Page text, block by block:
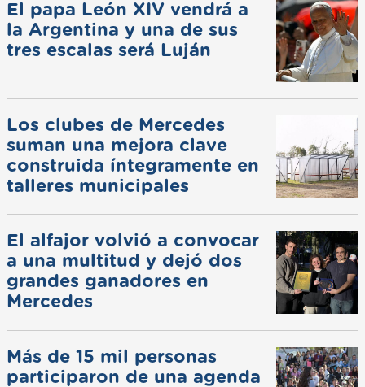
El papa León XIV vendrá a
la Argentina y una de sus
tres escalas será Luján
Los clubes de Mercedes
suman una mejora clave
construida íntegramente en
talleres municipales
El alfajor volvió a convocar
a una multitud y dejó dos
grandes ganadores en
Mercedes
Más de 15 mil personas
participaron de una agenda